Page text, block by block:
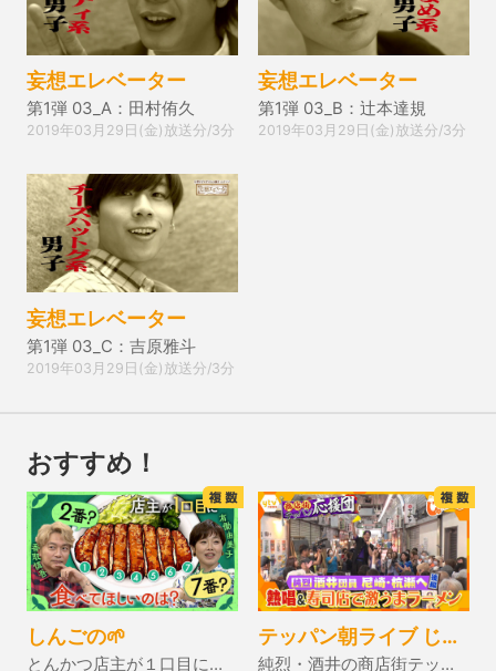
妄想エレベーター
第1弾 03_A：田村侑久
2019年03月29日(金)放送分/3分
妄想エレベーター
第1弾 03_B：辻本達規
2019年03月29日(金)放送分/3分
妄想エレベーター
第1弾 03_C：吉原雅斗
2019年03月29日(金)放送分/3分
おすすめ！
しんごの🌱
とんかつ店主が１口目に食べてほしい場所
テッパン朝ライブ じゅーっと！
純烈・酒井の商店街テッパン応援団 尼崎・杭瀬 後編